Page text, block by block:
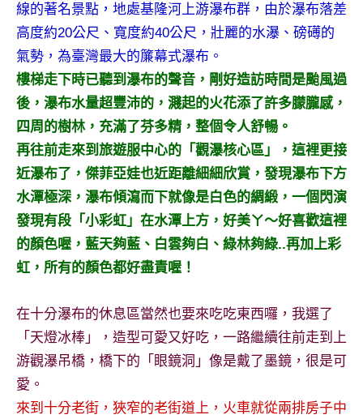
泰
國
旅
遊
書
作
者、
各
發
表
會
及
活
動
持、
學
企
業
講
線的著名景點，地處基隆河上游瀑布群，由於瀑布落差
高度約20公尺、寬度約40公尺，壯麗的水瀑、磅礡的
氣勢，為臺灣最大的簾幕式瀑布。
樓梯走下時已聽到瀑布的聲音，剛好造訪時間是颱風過
後，瀑布水量超豐沛的，濺起的火花添了許多朦朧感，
四周的樹林，充滿了芬多精，整個令人舒暢。
再往前走來到旅遊服中心的「觀瀑核心區」，這裡更接
近瀑布了，傑菲亞娃也近距離細細欣賞，發現瀑布下方
水潭極深，瀑布傾瀉而下就像是白色的綢緞，一個閃演
發現有段「小彩虹」在水潭上方，好美ㄚ～好喜歡這裡
的顏色喔，藍天夠藍、白雲夠白、綠林夠綠..再加上彩
虹，所有的顏色都好盡責喔！
在十分瀑布的休息區當然也要來吃吃東西囉，我選了
「天燈冰棒」，造型可愛又好吃，一路繼續往前走到上
游觀瀑吊橋，橋下的「眼鏡洞」像是戴了墨鏡，很是可
愛。
來到十分老街，狹窄的老街道上，火車就從兩排房子中